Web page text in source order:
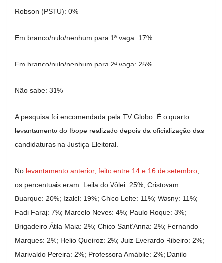
Robson (PSTU): 0%
Em branco/nulo/nenhum para 1ª vaga: 17%
Em branco/nulo/nenhum para 2ª vaga: 25%
Não sabe: 31%
A pesquisa foi encomendada pela TV Globo. É o quarto
levantamento do Ibope realizado depois da oficialização das
candidaturas na Justiça Eleitoral.
No levantamento anterior, feito entre 14 e 16 de setembro
os percentuais eram: Leila do Vôlei: 25%; Cristovam
Buarque: 20%; Izalci: 19%; Chico Leite: 11%; Wasny: 11%;
Fadi Faraj: 7%; Marcelo Neves: 4%; Paulo Roque: 3%;
Brigadeiro Átila Maia: 2%; Chico Sant’Anna: 2%; Fernando
Marques: 2%; Helio Queiroz: 2%; Juiz Everardo Ribeiro: 2%;
Marivaldo Pereira: 2%; Professora Amábile: 2%; Danilo